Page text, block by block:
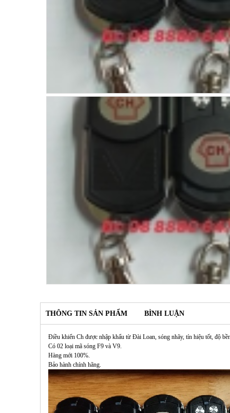
THÔNG TIN SẢN PHẨM BÌNH LUẬN
Điều khiển Ch được nhập khẩu từ Đài Loan, sóng nhãy, tín hiệu tốt, độ
Có 02 loại mã sóng F9 và V9.
Hàng mới 100%.
Bảo hành chính hãng.